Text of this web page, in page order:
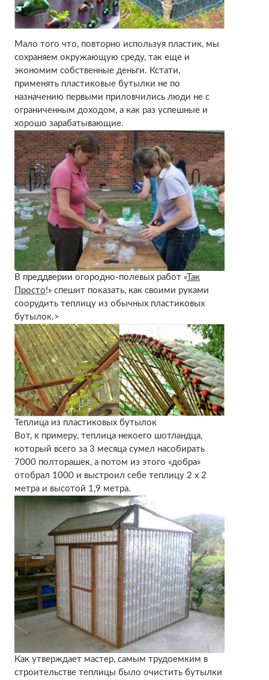
Мало того что, повторно используя пластик, мы
сохраняем окружающую среду, так еще и
экономим собственные деньги. Кстати,
применять пластиковые бутылки не по
назначению первыми приловчились люди не с
ограниченным доходом, а как раз успешные и
хорошо зарабатывающие.
В преддверии огородно-полевых работ «Так
Просто!» спешит показать, как своими руками
соорудить теплицу из обычных пластиковых
бутылок.>
Теплица из пластиковых бутылок
Вот, к примеру, теплица некоего шотландца,
который всего за 3 месяца сумел насобирать
7000 полторашек, а потом из этого «добра»
отобрал 1000 и выстроил себе теплицу 2 х 2
метра и высотой 1,9 метра.
Как утверждает мастер, самым трудоемким в
строительстве теплицы было очистить бутылки